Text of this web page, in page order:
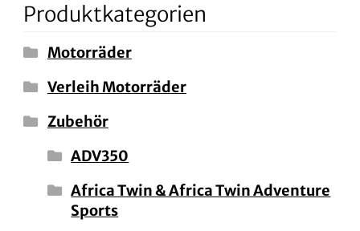
Produktkategorien
Motorräder
Verleih Motorräder
Zubehör
ADV350
Africa Twin & Africa Twin Adventure
Sports